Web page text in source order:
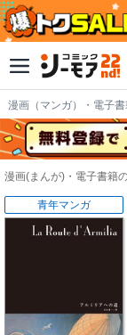
漫画（マンガ）・電子
漫画(まんが)・電子書籍
青年マンガ